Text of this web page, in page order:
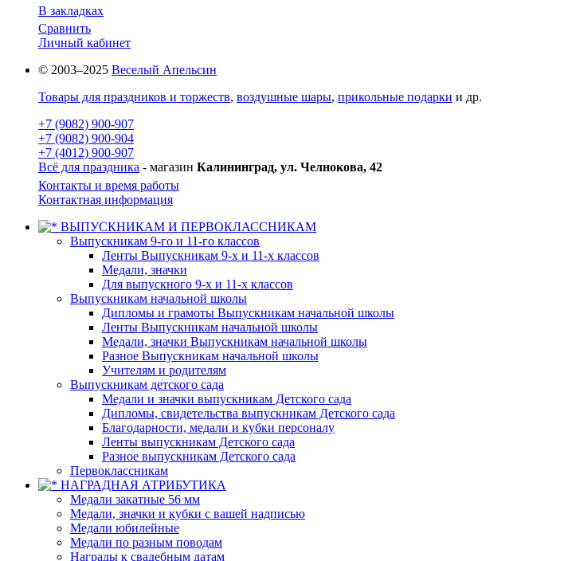
В закладках
Сравнить
Личный кабинет
© 2003–2025 Веселый Апельсин
Товары для праздников и торжеств, воздушные шары, прикольные подарки и др.
+7 (9082) 900-907
+7 (9082) 900-904
+7 (4012) 900-907
Всё для праздника - магазин Калининград, ул. Челнокова, 42
Контакты и время работы
Контактная информация
ВЫПУСКНИКАМ И ПЕРВОКЛАССНИКАМ
Выпускникам 9-го и 11-го классов
Ленты Выпускникам 9-х и 11-х классов
Медали, значки
Для выпускного 9-х и 11-х классов
Выпускникам начальной школы
Дипломы и грамоты Выпускникам начальной школы
Ленты Выпускникам начальной школы
Медали, значки Выпускникам начальной школы
Разное Выпускникам начальной школы
Учителям и родителям
Выпускникам детского сада
Медали и значки выпускникам Детского сада
Дипломы, свидетельства выпускникам Детского сада
Благодарности, медали и кубки персоналу
Ленты выпускникам Детского сада
Разное выпускникам Детского сада
Первоклассникам
НАГРАДНАЯ АТРИБУТИКА
Медали закатные 56 мм
Медали, значки и кубки с вашей надписью
Медали юбилейные
Медали по разным поводам
Награды к свадебным датам